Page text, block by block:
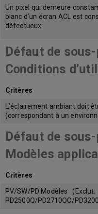
Un pixel qui demeure
blanc d’un écran ACL est
défectueux.
Défaut de
Conditions
Critères
L’éclairement ambiant doit
(correspondant à un
Défaut de
Modèles
Critères
PV/SW/PD Modèles · (Exclut:
PD2500Q/PD2710QC/